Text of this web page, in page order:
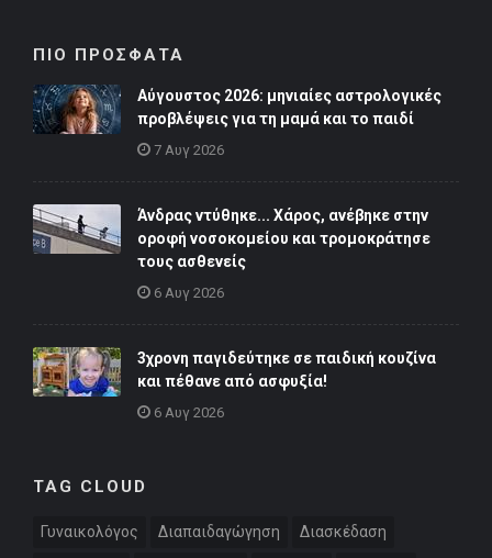
ΠΙΟ ΠΡΟΣΦΑΤΑ
Αύγουστος 2026: μηνιαίες αστρολογικές
προβλέψεις για τη μαμά και το παιδί
7 Αυγ 2026
Άνδρας ντύθηκε... Χάρος, ανέβηκε στην
οροφή νοσοκομείου και τρομοκράτησε
τους ασθενείς
6 Αυγ 2026
3χρονη παγιδεύτηκε σε παιδική κουζίνα
και πέθανε από ασφυξία!
6 Αυγ 2026
TAG CLOUD
Γυναικολόγος Διαπαιδαγώγηση Διασκέδαση